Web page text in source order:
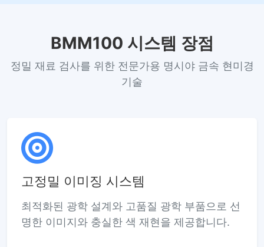
BMM100 시스템 장점
정밀 재료 검사를 위한 전문가용 명시야 금속 현미경
기술
고정밀 이미징 시스템
최적화된 광학 설계와 고품질 광학 부품으로 선
명한 이미지와 충실한 색 재현을 제공합니다.